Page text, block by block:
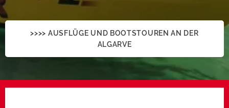
>>>> AUSFLÜGE UND BOOTSTOUREN AN DER
ALGARVE